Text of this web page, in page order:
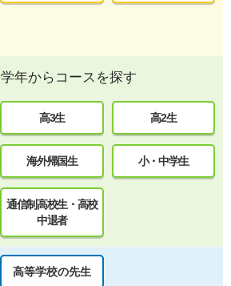
学年からコースを探す
高3生 高2生
海外帰国生 小・中学生
通信制高校生・高校
中退者
高等学校の先生